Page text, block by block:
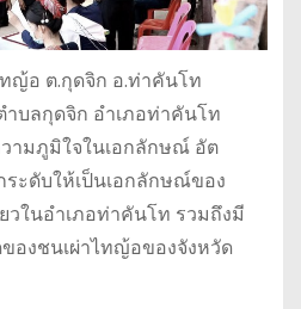
ญ้อ ต.กุดจิก อ.ท่าคันโท
ำบลกุดจิก อำเภอท่าคันโท
ามภูมิใจในเอกลักษณ์ อัต
ะดับให้เป็นเอกลักษณ์ของ
วในอำเภอท่าคันโท รวมถึงมี
งชนเผ่าไทญ้อของจังหวัด